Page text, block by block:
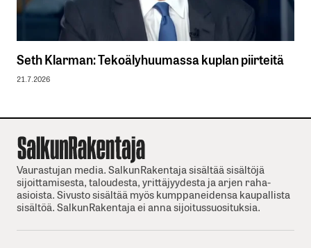
Seth Klarman: Tekoälyhuumassa kuplan piirteitä
21.7.2026
Vaurastujan media. SalkunRakentaja sisältää sisältöjä
sijoittamisesta, taloudesta, yrittäjyydesta ja arjen raha-
asioista. Sivusto sisältää myös kumppaneidensa kaupallista
sisältöä. SalkunRakentaja ei anna sijoitussuosituksia.